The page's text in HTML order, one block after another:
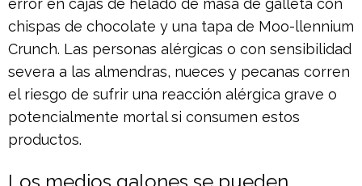
error en cajas de helado de masa de galleta con
chispas de chocolate y una tapa de Moo-llennium
Crunch. Las personas alérgicas o con sensibilidad
severa a las almendras, nueces y pecanas corren
el riesgo de sufrir una reacción alérgica grave o
potencialmente mortal si consumen estos
productos.